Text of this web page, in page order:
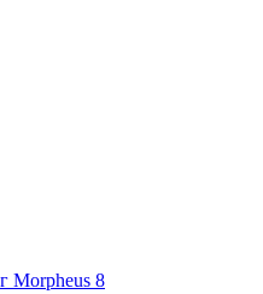
Morpheus 8